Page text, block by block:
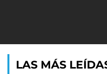
LAS MÁS